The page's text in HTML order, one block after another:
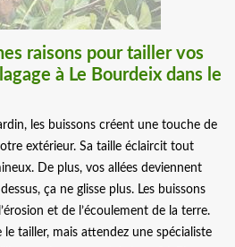
raisons pour tailler vos
à Le Bourdeix dans le
les buissons créent une touche de
extérieur. Sa taille éclaircit tout
De plus, vos allées deviennent
ça ne glisse plus. Les buissons
et de l’écoulement de la terre.
le tailler, mais attendez une spécialiste